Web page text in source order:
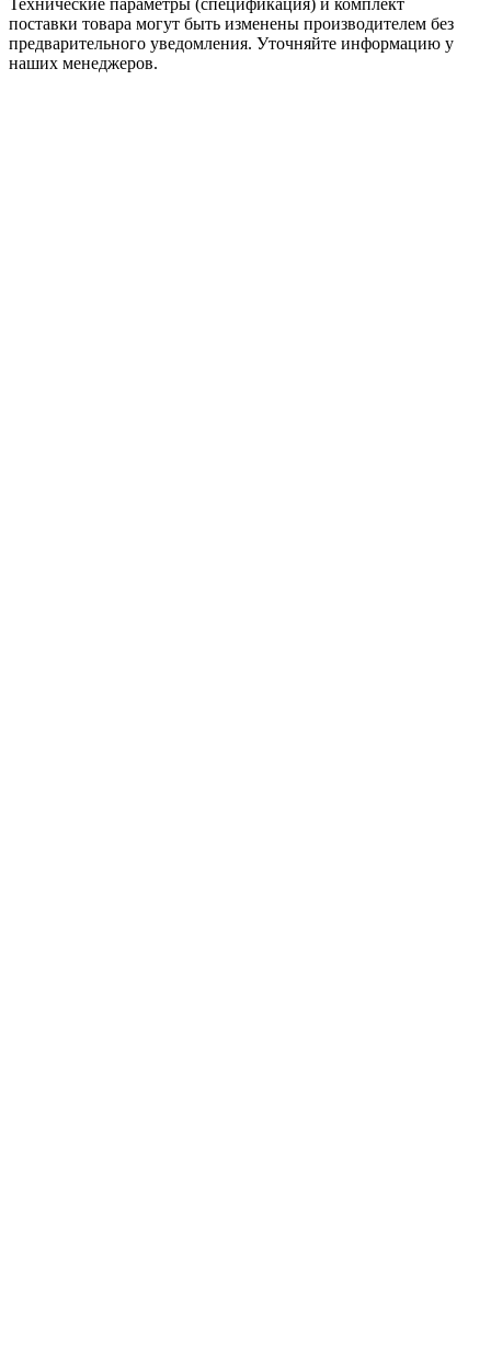
поставки товара могут быть изменены производителем без
предварительного уведомления. Уточняйте информацию у
наших менеджеров.